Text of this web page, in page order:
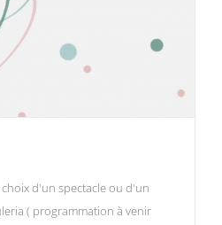
d'un spectacle ou d'un
( programmation à venir